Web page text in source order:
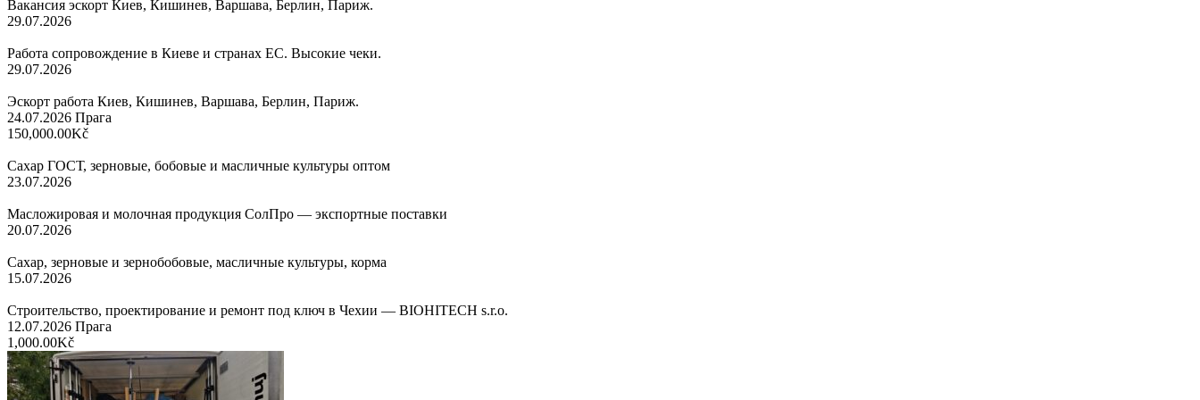
Вакансия эскорт Киев, Кишинев, Варшава, Берлин, Париж.
29.07.2026
Работа сопровождение в Киеве и странах ЕС. Высокие чеки.
29.07.2026
Эскорт работа Киев, Кишинев, Варшава, Берлин, Париж.
24.07.2026 Прага
150,000.00Kč
Сахар ГОСТ, зерновые, бобовые и масличные культуры оптом
23.07.2026
Масложировая и молочная продукция СолПро — экспортные поставки
20.07.2026
Сахар, зерновые и зернобобовые, масличные культуры, корма
15.07.2026
Строительство, проектирование и ремонт под ключ в Чехии — BIOHITECH s.r.o.
12.07.2026 Прага
1,000.00Kč